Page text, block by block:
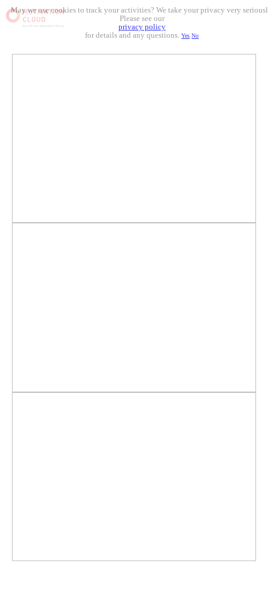
May we use cookies to track your activities? We take your privacy very
Please see our
privacy policy
for details and any questions.Yes No